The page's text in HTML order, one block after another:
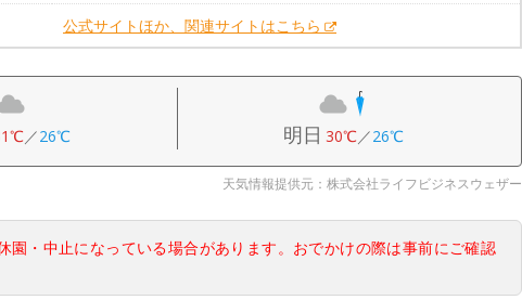
公式サイトほか、関連サイトはこちら
／26℃ 明日 30℃／26℃
天気情報提供元：株式会社ライフビジネスウェザー
園・中止になっている場合があります。おでかけの際は事前にご確認